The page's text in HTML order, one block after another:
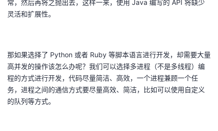
常，然后再将之抛出去，这样一来，使用 Java 编写的 API 将缺少
灵活和扩展性。
那如果选择了 Python 或者 Ruby 等脚本语言进行开发，却需要大量
高并发的操作该怎么办呢？我们可以选择多进程（不是多线程）编
程的方式进行开发，代码尽量简洁、高效，一个进程兼顾一个任
务，进程之间的通信方式要尽量高效、简洁，比如可以使用自定义
的队列等方式。